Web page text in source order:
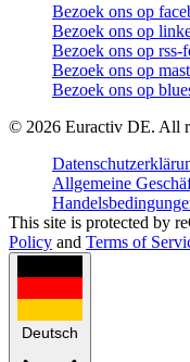
Bezoek ons op
Bezoek ons op
Bezoek ons op rss-
Bezoek ons op
Bezoek ons op
© 2026 Euractiv DE. All
Allgemeine
This site is protected by
Policy and Terms of
Deutsch